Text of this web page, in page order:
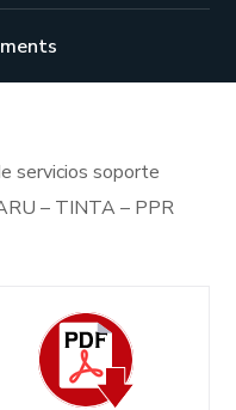
servicios soporte
– TINTA – PPR